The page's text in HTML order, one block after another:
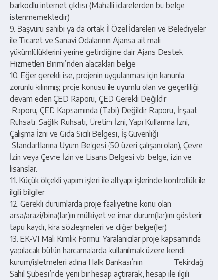
barkodlu internet çıktısı (Mahalli idarelerden bu belge
istenmemektedir)
9. Başvuru sahibi ya da ortak İl Özel İdareleri ve Belediyeler
ile Ticaret ve Sanayi Odalarının Ajansa ait mali
yükümlülüklerini yerine getirdiğine dair Ajans Destek
Hizmetleri Birimi’nden alacakları belge
10. Eğer gerekli ise, projenin uygulanması için kanunla
zorunlu kılınmış; proje konusu ile uyumlu olan ve geçerliliği
devam eden ÇED Raporu, ÇED Gerekli Değildir
Raporu, ÇED Kapsamında (Tabi) Değildir Raporu, İnşaat
Ruhsatı, Sağlık Ruhsatı, Üretim İzni, Yapı Kullanma İzni,
Çalışma İzni ve Gıda Sicili Belgesi, İş Güvenliği
Standartlarına Uyum Belgesi (50 üzeri çalışanı olan), Çevre
İzin veya Çevre İzin ve Lisans Belgesi vb. belge, izin ve
lisanslar.
11. Küçük ölçekli yapım işleri ile altyapı işlerinde kontrollük ile
ilgili bilgiler
12. Gerekli durumlarda proje faaliyetine konu olan
arsa/arazi/bina(lar)ın mülkiyet ve imar durum(lar)ını gösterir
tapu kaydı, kira sözleşmeleri ve diğer belge(ler).
13. EK-VI Mali Kimlik Formu: Yaralanıcılar proje kapsamında
yapılacak bütün harcamalarda kullanılmak üzere kendi
kurum/işletmeleri adına Halk Bankası’nın Tekirdağ
Sahil Şubesi’nde yeni bir hesap açtırarak, hesap ile ilgili